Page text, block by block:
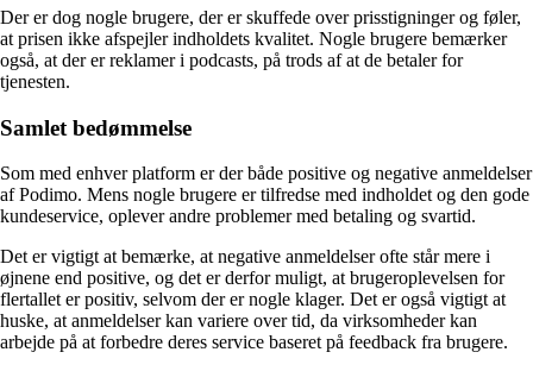
Der er dog nogle brugere, der er skuffede over prisstigninger og føler,
at prisen ikke afspejler indholdets kvalitet. Nogle brugere bemærker
også, at der er reklamer i podcasts, på trods af at de betaler for
tjenesten.
Samlet bedømmelse
Som med enhver platform er der både positive og negative anmeldelser
af Podimo. Mens nogle brugere er tilfredse med indholdet og den gode
kundeservice, oplever andre problemer med betaling og svartid.
Det er vigtigt at bemærke, at negative anmeldelser ofte står mere i
øjnene end positive, og det er derfor muligt, at brugeroplevelsen for
flertallet er positiv, selvom der er nogle klager. Det er også vigtigt at
huske, at anmeldelser kan variere over tid, da virksomheder kan
arbejde på at forbedre deres service baseret på feedback fra brugere.